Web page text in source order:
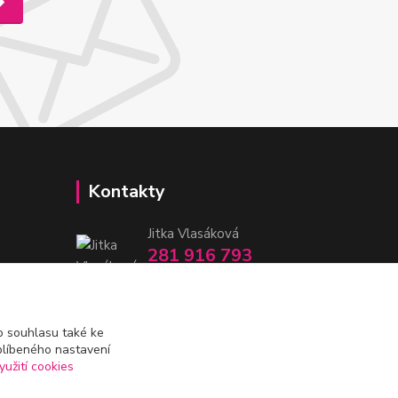
Kontakty
Jitka Vlasáková
281 916 793
souhlasu také ke
nastavení
cookies